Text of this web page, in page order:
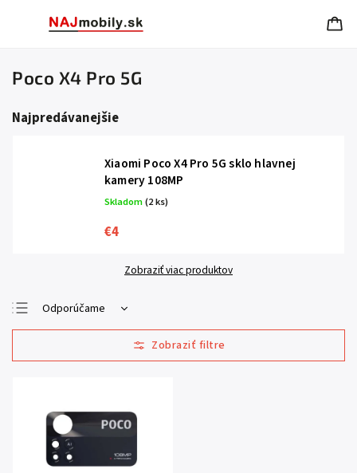
Poco X4 Pro 5G
Najpredávanejšie
Xiaomi Poco X4 Pro 5G sklo hlavnej
kamery 108MP
Skladom(2 ks)
€4
Zobraziť viac produktov
Odporúčame
Najlacnejšie
Najdrahšie
Abecedne